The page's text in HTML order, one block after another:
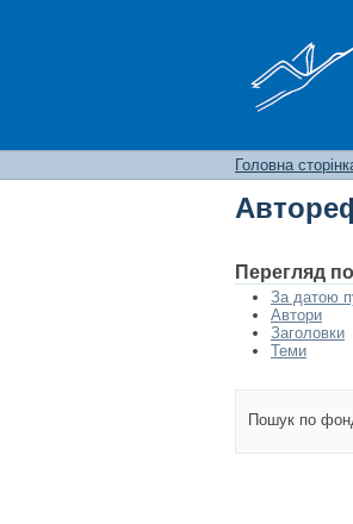
Головна
Перегляд
За датою
Автори
Заголовки
Теми
Пошук по